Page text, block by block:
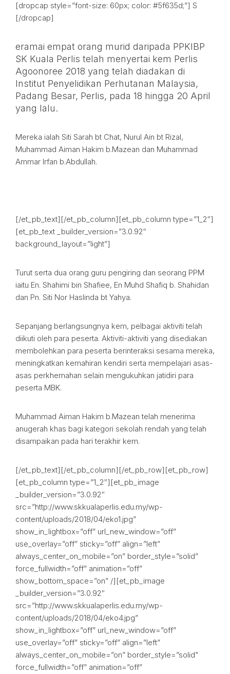
[dropcap style=”font-size: 60px; color: #5f635d;”] S
[/dropcap]
eramai empat orang murid daripada PPKIBP
SK Kuala Perlis telah menyertai kem Perlis
Agoonoree 2018 yang telah diadakan di
Institut Penyelidikan Perhutanan Malaysia,
Padang Besar, Perlis, pada 18 hingga 20 April
yang lalu.
Mereka ialah Siti Sarah bt Chat, Nurul Ain bt Rizal,
Muhammad Aiman Hakim b.Mazean dan Muhammad
Ammar Irfan b.Abdullah.
[/et_pb_text][/et_pb_column][et_pb_column type=”1_2″]
[et_pb_text _builder_version=”3.0.92″
background_layout=”light”]
Turut serta dua orang guru pengiring dan seorang PPM
iaitu En. Shahimi bin Shafiee, En Muhd Shafiq b. Shahidan
dan Pn. Siti Nor Haslinda bt Yahya.
Sepanjang berlangsungnya kem, pelbagai aktiviti telah
diikuti oleh para peserta. Aktiviti-aktiviti yang disediakan
membolehkan para peserta berinteraksi sesama mereka,
meningkatkan kemahiran kendiri serta mempelajari asas-
asas perkhemahan selain mengukuhkan jatidiri para
peserta MBK.
Muhammad Aiman Hakim b.Mazean telah menerima
anugerah khas bagi kategori sekolah rendah yang telah
disampaikan pada hari terakhir kem.
[/et_pb_text][/et_pb_column][/et_pb_row][et_pb_row]
[et_pb_column type=”1_2″][et_pb_image
_builder_version=”3.0.92″
src=”http://www.skkualaperlis.edu.my/wp-
content/uploads/2018/04/eko1.jpg”
show_in_lightbox=”off” url_new_window=”off”
use_overlay=”off” sticky=”off” align=”left”
always_center_on_mobile=”on” border_style=”solid”
force_fullwidth=”off” animation=”off”
show_bottom_space=”on” /][et_pb_image
_builder_version=”3.0.92″
src=”http://www.skkualaperlis.edu.my/wp-
content/uploads/2018/04/eko4.jpg”
show_in_lightbox=”off” url_new_window=”off”
use_overlay=”off” sticky=”off” align=”left”
always_center_on_mobile=”on” border_style=”solid”
force_fullwidth=”off” animation=”off”